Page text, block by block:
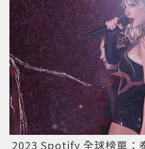
2023 Spotify 全球榜單：